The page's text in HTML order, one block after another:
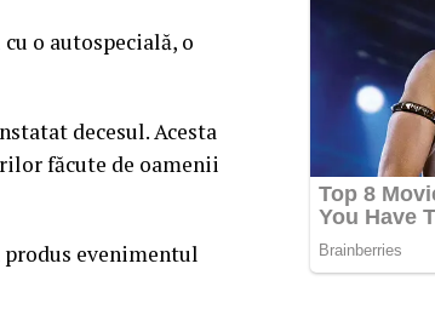
o autospecială, o
decesul. Acesta
făcute de oamenii
evenimentul